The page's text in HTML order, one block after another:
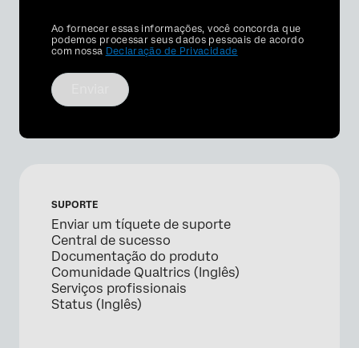
Privacy
Optin
Ao fornecer essas informações, você concorda que
podemos processar seus dados pessoais de acordo
com nossa Declaração de Privacidade
SUPORTE
Enviar um tíquete de suporte
Central de sucesso
Documentação do produto
Comunidade Qualtrics (Inglês)
Serviços profissionais
Status (Inglês)